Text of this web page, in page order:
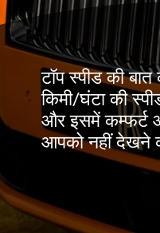
टॉप स्पीड की
किमी/घंटा की
और इसमें कम्फर्ट
आपको नहीं देखने